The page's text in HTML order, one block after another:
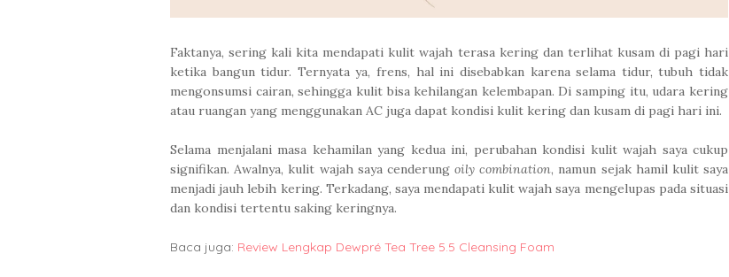
Faktanya, sering kali kita mendapati kulit wajah terasa kering dan terlihat kusam di pagi hari
ketika bangun tidur. Ternyata ya, frens, hal ini disebabkan karena selama tidur, tubuh tidak
mengonsumsi cairan, sehingga kulit bisa kehilangan kelembapan. Di samping itu, udara kering
atau ruangan yang menggunakan AC juga dapat kondisi kulit kering dan kusam di pagi hari ini.
Selama menjalani masa kehamilan yang kedua ini, perubahan kondisi kulit wajah saya cukup
signifikan. Awalnya, kulit wajah saya cenderung oily combination, namun sejak hamil kulit saya
menjadi jauh lebih kering. Terkadang, saya mendapati kulit wajah saya mengelupas pada situasi
dan kondisi tertentu saking keringnya.
Baca juga: Review Lengkap Dewpré Tea Tree 5.5 Cleansing Foam